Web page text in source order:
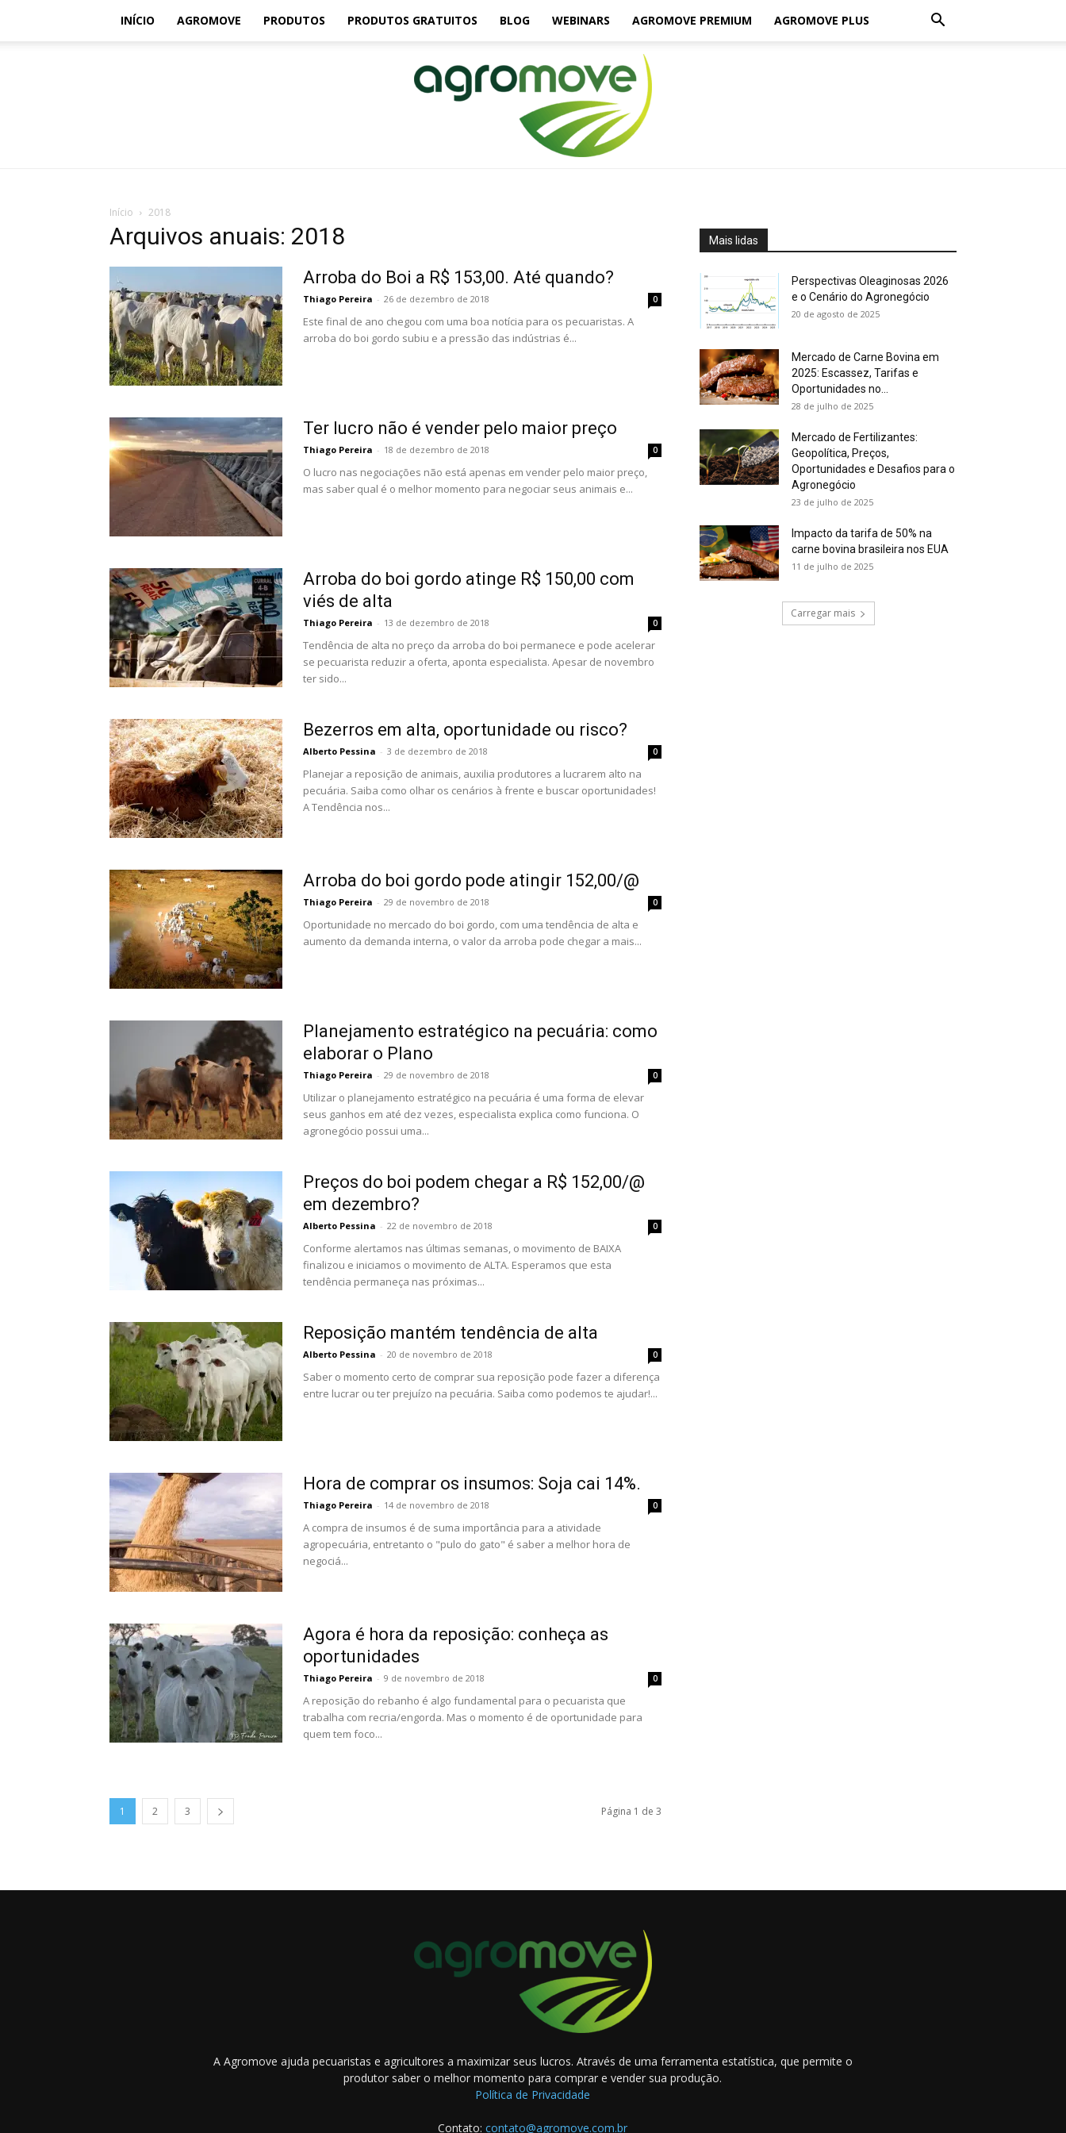
INÍCIO AGROMOVE PRODUTOS PRODUTOS GRATUITOS BLOG WEBINARS AGROMOVE PREMIUM AGROMOVE PLUS
Início 2018
Arquivos anuais: 2018
Arroba do Boi a R$ 153,00. Até quando?
Thiago Pereira - 26 de dezembro de 2018 0
Este final de ano chegou com uma boa notícia para os pecuaristas. A
arroba do boi gordo subiu e a pressão das indústrias é...
Ter lucro não é vender pelo maior preço
Thiago Pereira - 18 de dezembro de 2018 0
O lucro nas negociações não está apenas em vender pelo maior preço,
mas saber qual é o melhor momento para negociar seus animais e...
Arroba do boi gordo atinge R$ 150,00 com
viés de alta
Thiago Pereira - 13 de dezembro de 2018 0
Tendência de alta no preço da arroba do boi permanece e pode acelerar
se pecuarista reduzir a oferta, aponta especialista. Apesar de novembro
ter sido...
Bezerros em alta, oportunidade ou risco?
Alberto Pessina - 3 de dezembro de 2018 0
Planejar a reposição de animais, auxilia produtores a lucrarem alto na
pecuária. Saiba como olhar os cenários à frente e buscar oportunidades!
A Tendência nos...
Arroba do boi gordo pode atingir 152,00/@
Thiago Pereira - 29 de novembro de 2018 0
Oportunidade no mercado do boi gordo, com uma tendência de alta e
aumento da demanda interna, o valor da arroba pode chegar a mais...
Planejamento estratégico na pecuária: como
elaborar o Plano
Thiago Pereira - 29 de novembro de 2018 0
Utilizar o planejamento estratégico na pecuária é uma forma de elevar
seus ganhos em até dez vezes, especialista explica como funciona. O
agronegócio possui uma...
Preços do boi podem chegar a R$ 152,00/@
em dezembro?
Alberto Pessina - 22 de novembro de 2018 0
Conforme alertamos nas últimas semanas, o movimento de BAIXA
finalizou e iniciamos o movimento de ALTA. Esperamos que esta
tendência permaneça nas próximas...
Reposição mantém tendência de alta
Alberto Pessina - 20 de novembro de 2018 0
Saber o momento certo de comprar sua reposição pode fazer a diferença
entre lucrar ou ter prejuízo na pecuária. Saiba como podemos te ajudar!...
Hora de comprar os insumos: Soja cai 14%.
Thiago Pereira - 14 de novembro de 2018 0
A compra de insumos é de suma importância para a atividade
agropecuária, entretanto o "pulo do gato" é saber a melhor hora de
negociá...
Agora é hora da reposição: conheça as
oportunidades
Thiago Pereira - 9 de novembro de 2018 0
A reposição do rebanho é algo fundamental para o pecuarista que
trabalha com recria/engorda. Mas o momento é de oportunidade para
quem tem foco...
1 2 3 Página 1 de 3
Mais lidas
Perspectivas Oleaginosas 2026
e o Cenário do Agronegócio
20 de agosto de 2025
Mercado de Carne Bovina em
2025: Escassez, Tarifas e
Oportunidades no...
28 de julho de 2025
Mercado de Fertilizantes:
Geopolítica, Preços,
Oportunidades e Desafios para o
Agronegócio
23 de julho de 2025
Impacto da tarifa de 50% na
carne bovina brasileira nos EUA
11 de julho de 2025
Carregar mais
A Agromove ajuda pecuaristas e agricultores a maximizar seus lucros. Através de uma ferramenta estatística, que permite o
produtor saber o melhor momento para comprar e vender sua produção.
Política de Privacidade
Contato:contato@agromove.com.br